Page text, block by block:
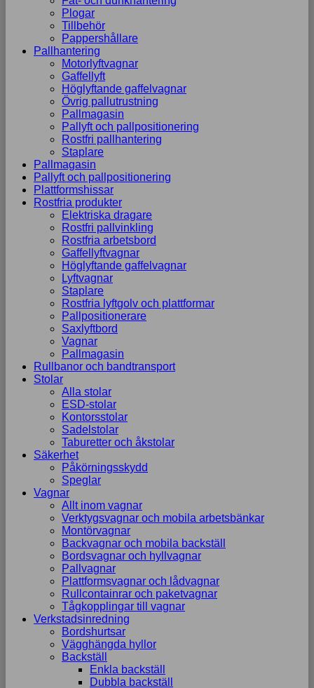
Plogar
Tillbehör
Pappershållare
Pallhantering
Motorlyftvagnar
Gaffellyft
Höglyftande gaffelvagnar
Övrig pallutrustning
Pallmagasin
Pallyft och pallpositionering
Rostfri pallhantering
Staplare
Pallmagasin
Pallyft och pallpositionering
Plattformshissar
Rostfria produkter
Elektriska dragare
Rostfri pallvinkling
Rostfria arbetsbord
Gaffellyftvagnar
Höglyftande gaffelvagnar
Lyftvagnar
Staplare
Rostfria lyftgolv och plattformar
Pallpositionerare
Saxlyftbord
Vagnar
Pallmagasin
Rullbanor och bandtransport
Stolar
Alla stolar
ESD-stolar
Kontorsstolar
Sadelstolar
Taburetter och åkstolar
Säkerhet
Påkörningsskydd
Speglar
Vagnar
Allt inom vagnar
Verktygsvagnar och mobila arbetsbänkar
Montörvagnar
Backvagnar och mobila backställ
Bordsvagnar och hyllvagnar
Pallvagnar
Plattformsvagnar och lådvagnar
Rullcontainrar och paketvagnar
Tågkopplingar till vagnar
Verkstadsinredning
Bordshurtsar
Vägghängda hyllor
Backställ
Enkla backställ
Dubbla backställ